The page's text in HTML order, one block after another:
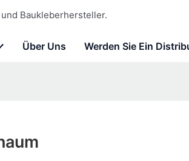
Baukleberhersteller.
Über Uns Werden Sie Ein